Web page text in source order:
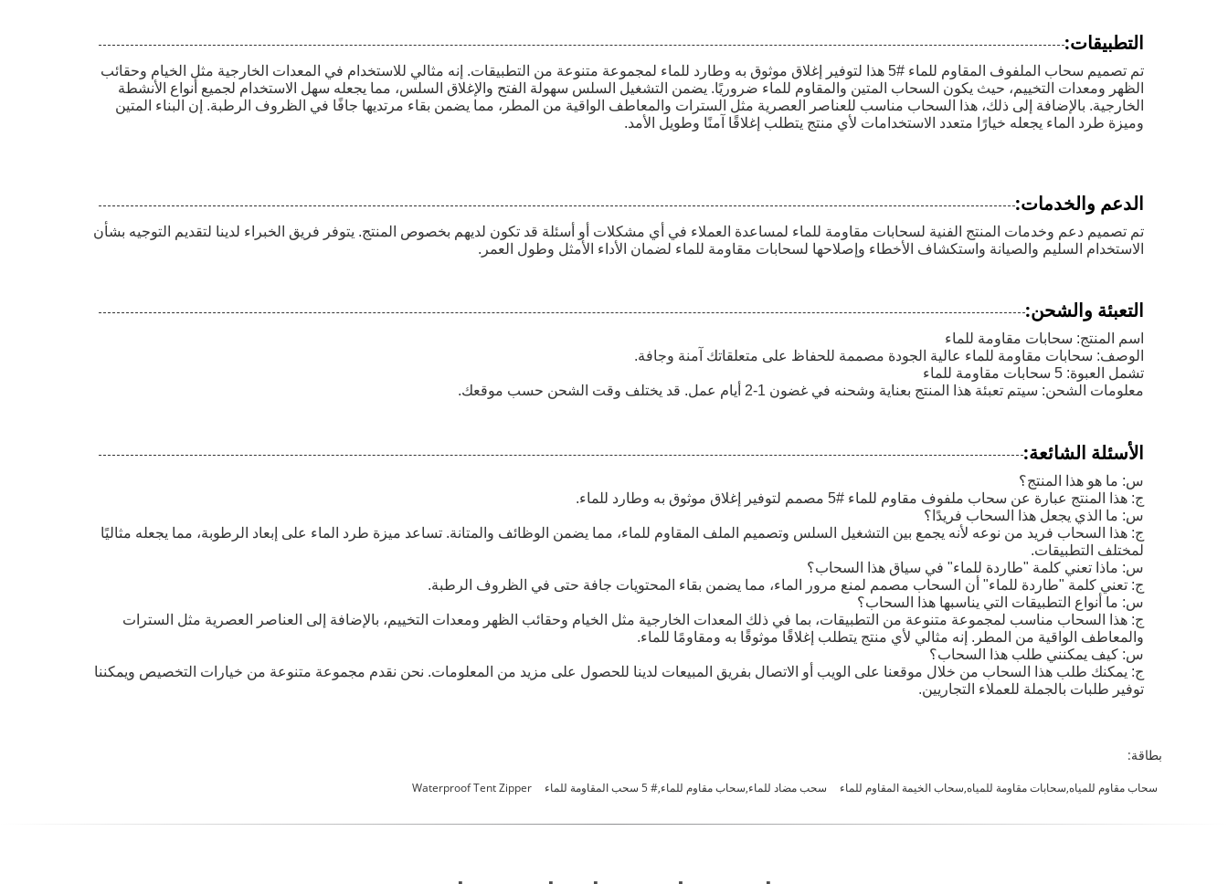
التطبيقات:
تم تصميم سحاب الملفوف المقاوم للماء #5 هذا لتوفير إغلاق موثوق به وطارد للماء لمجموعة متنوعة من التطبيقات. إنه مثالي للاستخدام في المعدات الخارجية مثل الخيام وحقائب
الظهر ومعدات التخييم، حيث يكون السحاب المتين والمقاوم للماء ضروريًا. يضمن التشغيل السلس سهولة الفتح والإغلاق السلس، مما يجعله سهل الاستخدام لجميع أنواع الأنشطة
الخارجية. بالإضافة إلى ذلك، هذا السحاب مناسب للعناصر العصرية مثل السترات والمعاطف الواقية من المطر، مما يضمن بقاء مرتديها جافًا في الظروف الرطبة. إن البناء المتين
وميزة طرد الماء يجعله خيارًا متعدد الاستخدامات لأي منتج يتطلب إغلاقًا آمنًا وطويل الأمد.
الدعم والخدمات:
تم تصميم دعم وخدمات المنتج الفنية لسحابات مقاومة للماء لمساعدة العملاء في أي مشكلات أو أسئلة قد تكون لديهم بخصوص المنتج. يتوفر فريق الخبراء لدينا لتقديم التوجيه بشأن
الاستخدام السليم والصيانة واستكشاف الأخطاء وإصلاحها لسحابات مقاومة للماء لضمان الأداء الأمثل وطول العمر.
التعبئة والشحن:
اسم المنتج: سحابات مقاومة للماء
الوصف: سحابات مقاومة للماء عالية الجودة مصممة للحفاظ على متعلقاتك آمنة وجافة.
تشمل العبوة: 5 سحابات مقاومة للماء
معلومات الشحن: سيتم تعبئة هذا المنتج بعناية وشحنه في غضون 1-2 أيام عمل. قد يختلف وقت الشحن حسب موقعك.
الأسئلة الشائعة:
س: ما هو هذا المنتج؟
ج: هذا المنتج عبارة عن سحاب ملفوف مقاوم للماء #5 مصمم لتوفير إغلاق موثوق به وطارد للماء.
س: ما الذي يجعل هذا السحاب فريدًا؟
ج: هذا السحاب فريد من نوعه لأنه يجمع بين التشغيل السلس وتصميم الملف المقاوم للماء، مما يضمن الوظائف والمتانة. تساعد ميزة طرد الماء على إبعاد الرطوبة، مما يجعله مثاليًا
لمختلف التطبيقات.
س: ماذا تعني كلمة "طاردة للماء" في سياق هذا السحاب؟
ج: تعني كلمة "طاردة للماء" أن السحاب مصمم لمنع مرور الماء، مما يضمن بقاء المحتويات جافة حتى في الظروف الرطبة.
س: ما أنواع التطبيقات التي يناسبها هذا السحاب؟
ج: هذا السحاب مناسب لمجموعة متنوعة من التطبيقات، بما في ذلك المعدات الخارجية مثل الخيام وحقائب الظهر ومعدات التخييم، بالإضافة إلى العناصر العصرية مثل السترات
والمعاطف الواقية من المطر. إنه مثالي لأي منتج يتطلب إغلاقًا موثوقًا به ومقاومًا للماء.
س: كيف يمكنني طلب هذا السحاب؟
ج: يمكنك طلب هذا السحاب من خلال موقعنا على الويب أو الاتصال بفريق المبيعات لدينا للحصول على مزيد من المعلومات. نحن نقدم مجموعة متنوعة من خيارات التخصيص ويمكننا
توفير طلبات بالجملة للعملاء التجاريين.
بطاقة:
سحاب مقاوم للمياه,سحابات مقاومة للمياه,سحاب الخيمة المقاوم للماء سحب مضاد للماء,سحاب مقاوم للماء,# 5 سحب المقاومة للماء Waterproof Tent Zipper